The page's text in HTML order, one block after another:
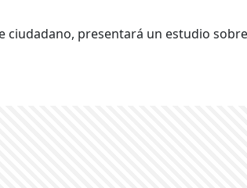
ciudadano, presentará un estudio